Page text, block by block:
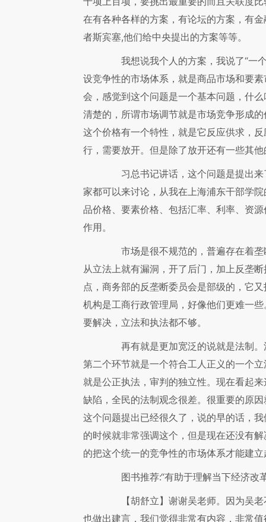
在有各种各样的方案，有论坛的方案，有
者斯宾塞,他们给中央提出的方案等等。
我想说我个人的方案，我说了“一个
设竞争性的市场体系，就是商品市场和要
会，感觉到这个问题是一个基本问题，什
清楚的，所谓市场调节就是市场竞争形成
这个价格有一个特性，就是它反应供求，
行，需要放开。但是除了放开还有一些其
习总书记讲话，这个问题是提出来
家都可以来讨论，从我在上海浦东干部学
品价格、要素价格、包括汇率、利率、资
作用。
市场是很不规范的，普遍存在着垄
从立法上就有漏洞，开了后门，加上反垄
点，商务部的反垄断委员会是部级的，它
机构是工商行政管理局，好像他们更难一
要解决，立法和执法都不够。
再有就是更加宽泛的说就是法制。
第二个环节就是一个符合工人正义的一个
就是公正执法，审判的独立性。现在看起
缺陷，全民的法制观念很差。很重要的原
这个问题提出已经很久了，说的早的话，
的时候就非常强调这个，但是现在还没有
的把这个统一的竞争性的市场体系才能建
图书推荐:“有助于理解当下经济改
【胡舒立】 谢谢吴老师。因为吴
也做出建言，我们觉得非常有内容，非常